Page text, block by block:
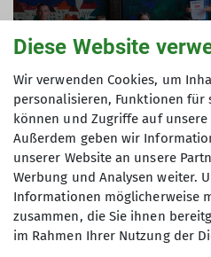
Berg- und
bestehend aus
Berglauf
Cup-
Diese Website
Wir verwenden Cookies, um
personalisieren, Funktionen für
können und Zugriffe auf unsere
Außerdem geben wir
unserer Website an unsere
Werbung und Analysen weiter.
Informationen möglicherweise
zusammen, die Sie ihnen
im Rahmen Ihrer Nutzung der